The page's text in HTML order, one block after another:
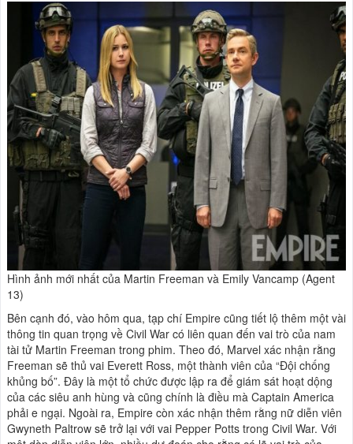
Hình ảnh mới nhất của Martin Freeman và Emily Vancamp (Agent
13)
Bên cạnh đó, vào hôm qua, tạp chí Empire cũng tiết lộ thêm một vài
thông tin quan trọng về Civil War có liên quan đến vai trò của nam
tài tử Martin Freeman trong phim. Theo đó, Marvel xác nhận rằng
Freeman sẽ thủ vai Everett Ross, một thành viên của “Đội chống
khủng bố”. Đây là một tổ chức được lập ra để giám sát hoạt dộng
của các siêu anh hùng và cũng chính là điều mà Captain America
phải e ngại. Ngoài ra, Empire còn xác nhận thêm rằng nữ diễn viên
Gwyneth Paltrow sẽ trở lại với vai Pepper Potts trong Civil War. Với